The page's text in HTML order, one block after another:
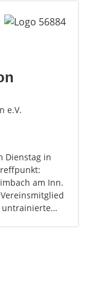
e.V.
Dienstag in
am Inn.
untrainierte…